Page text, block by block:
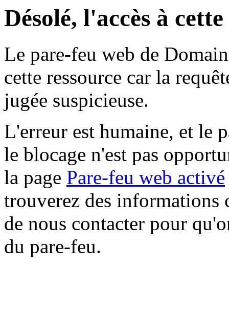
Désolé, l'accès à
Le pare-feu web de
cette ressource car la
jugée suspicieuse.
L'erreur est humaine, et le
le blocage n'est pas
la page Pare-feu web activé
trouverez des informations
de nous contacter pour
du pare-feu.